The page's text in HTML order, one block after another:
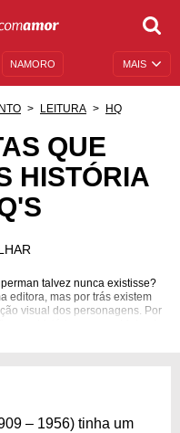
MAIS
NAMORO
ANIVERSÁRIO
LEITURA HQ
QUE
HISTÓRIA
talvez nunca existisse?
editora, mas por trás existem
visual dos personagens. Por
história nos quadrinhos!
– 1956) tinha um